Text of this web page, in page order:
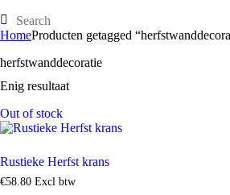
HomeProducten getagged
herfstwanddecoratie
Enig resultaat
Out of stock
Rustieke Herfst krans
€58.80 Excl btw